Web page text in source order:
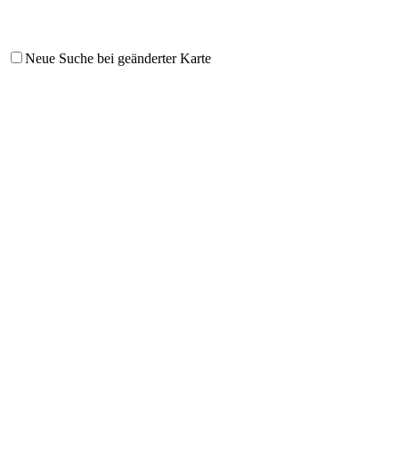
Neue Suche bei geänderter Karte